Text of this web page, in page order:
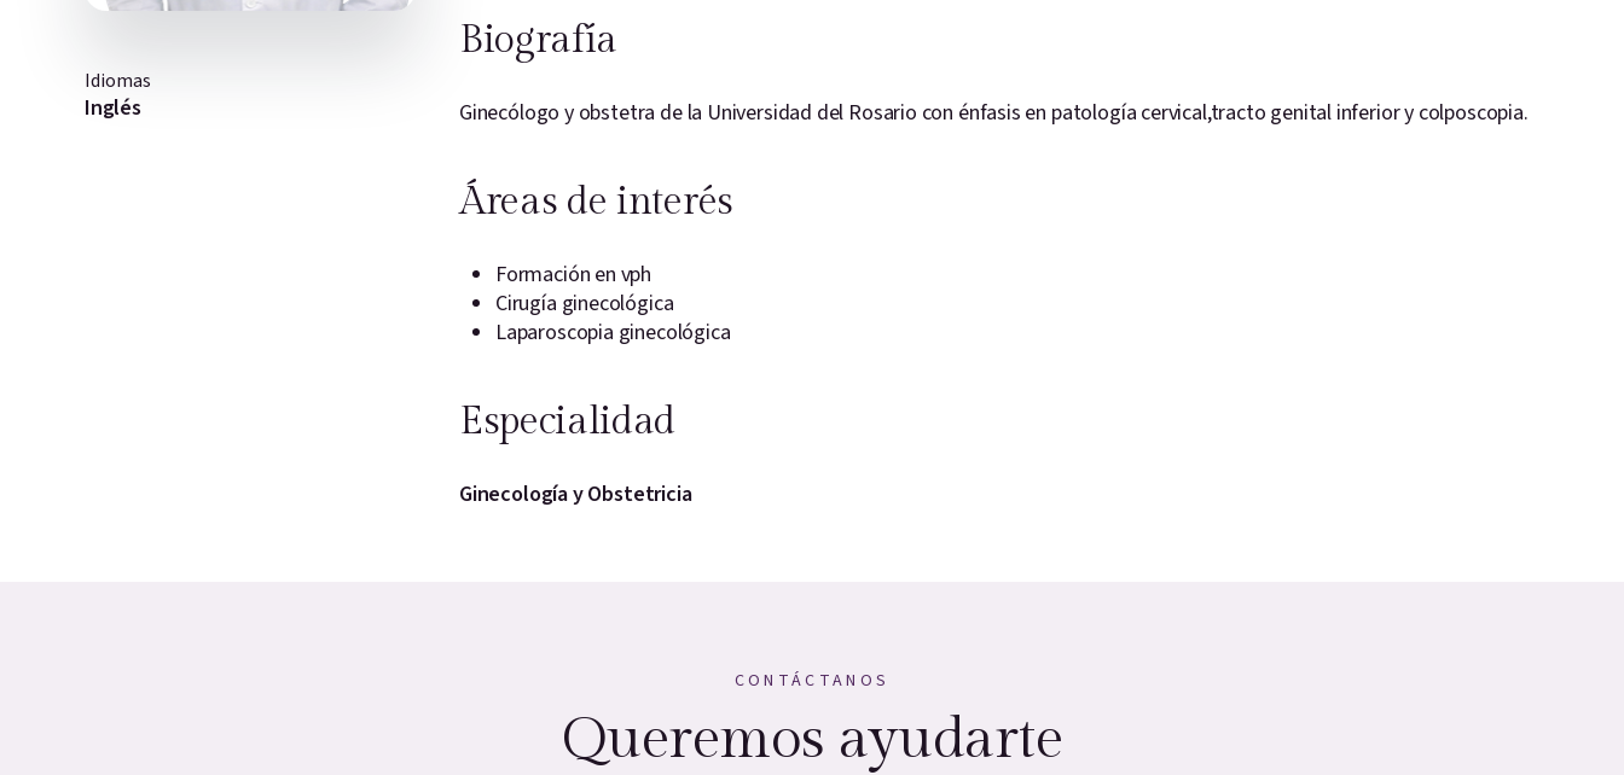
Idiomas
Inglés
Biografía
Ginecólogo y obstetra de la Universidad del Rosario con énfasis en patología cervical,tracto genital inferior y colposcopia.
Áreas de interés
Formación en vph
Cirugía ginecológica
Laparoscopia ginecológica
Especialidad
Ginecología y Obstetricia
CONTÁCTANOS
Queremos ayudarte